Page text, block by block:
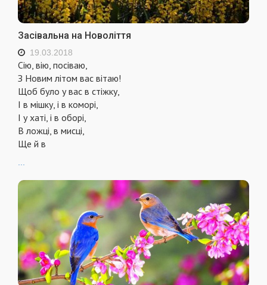
Засівальна на Новоліття
19.03.2018
Сію, вію, посіваю,
З Новим літом вас вітаю!
Щоб було у вас в стіжку,
І в мішку, і в коморі,
І у хаті, і в оборі,
В ложці, в мисці,
Ще й в